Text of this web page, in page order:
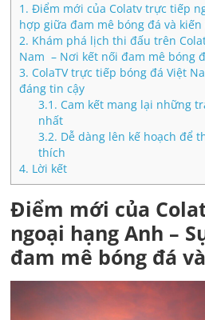
1. Điểm mới của Colatv trực tiếp
hợp giữa đam mê bóng đá và kiến
2. Khám phá lịch thi đấu trên
Nam – Nơi kết nối đam mê bóng
3. ColaTV trực tiếp bóng đá Việt
đáng tin cậy
3.1. Cam kết mang lại những
nhất
3.2. Dễ dàng lên kế hoạch để
thích
4. Lời kết
Điểm mới của
ngoại hạng Anh –
đam mê bóng đá